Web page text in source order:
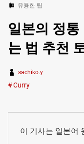
유용한 팁
일본의 정
는 법 추천
sachiko.y
Curry
이 기사는 일본어